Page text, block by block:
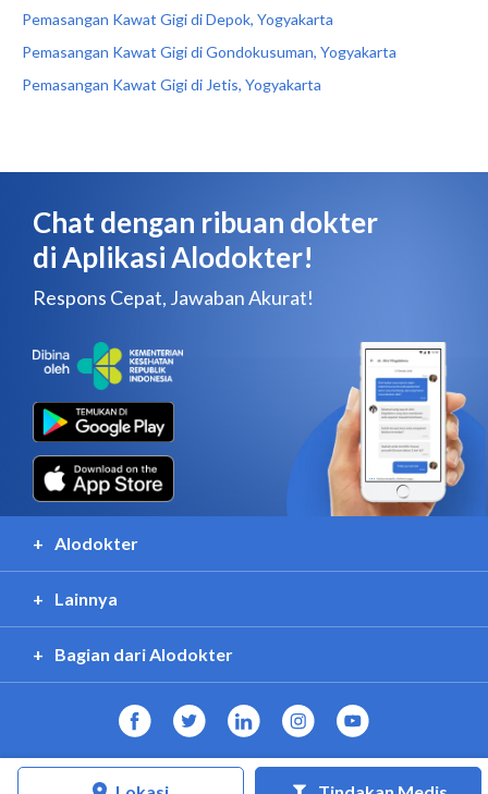
Pemasangan Kawat Gigi di Depok, Yogyakarta
Pemasangan Kawat Gigi di Gondokusuman, Yogyakarta
Pemasangan Kawat Gigi di Jetis, Yogyakarta